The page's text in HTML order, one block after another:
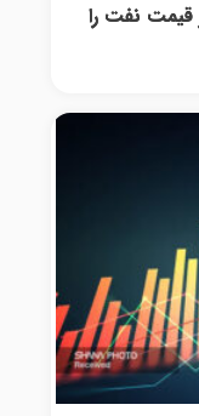
قیمت نفت را